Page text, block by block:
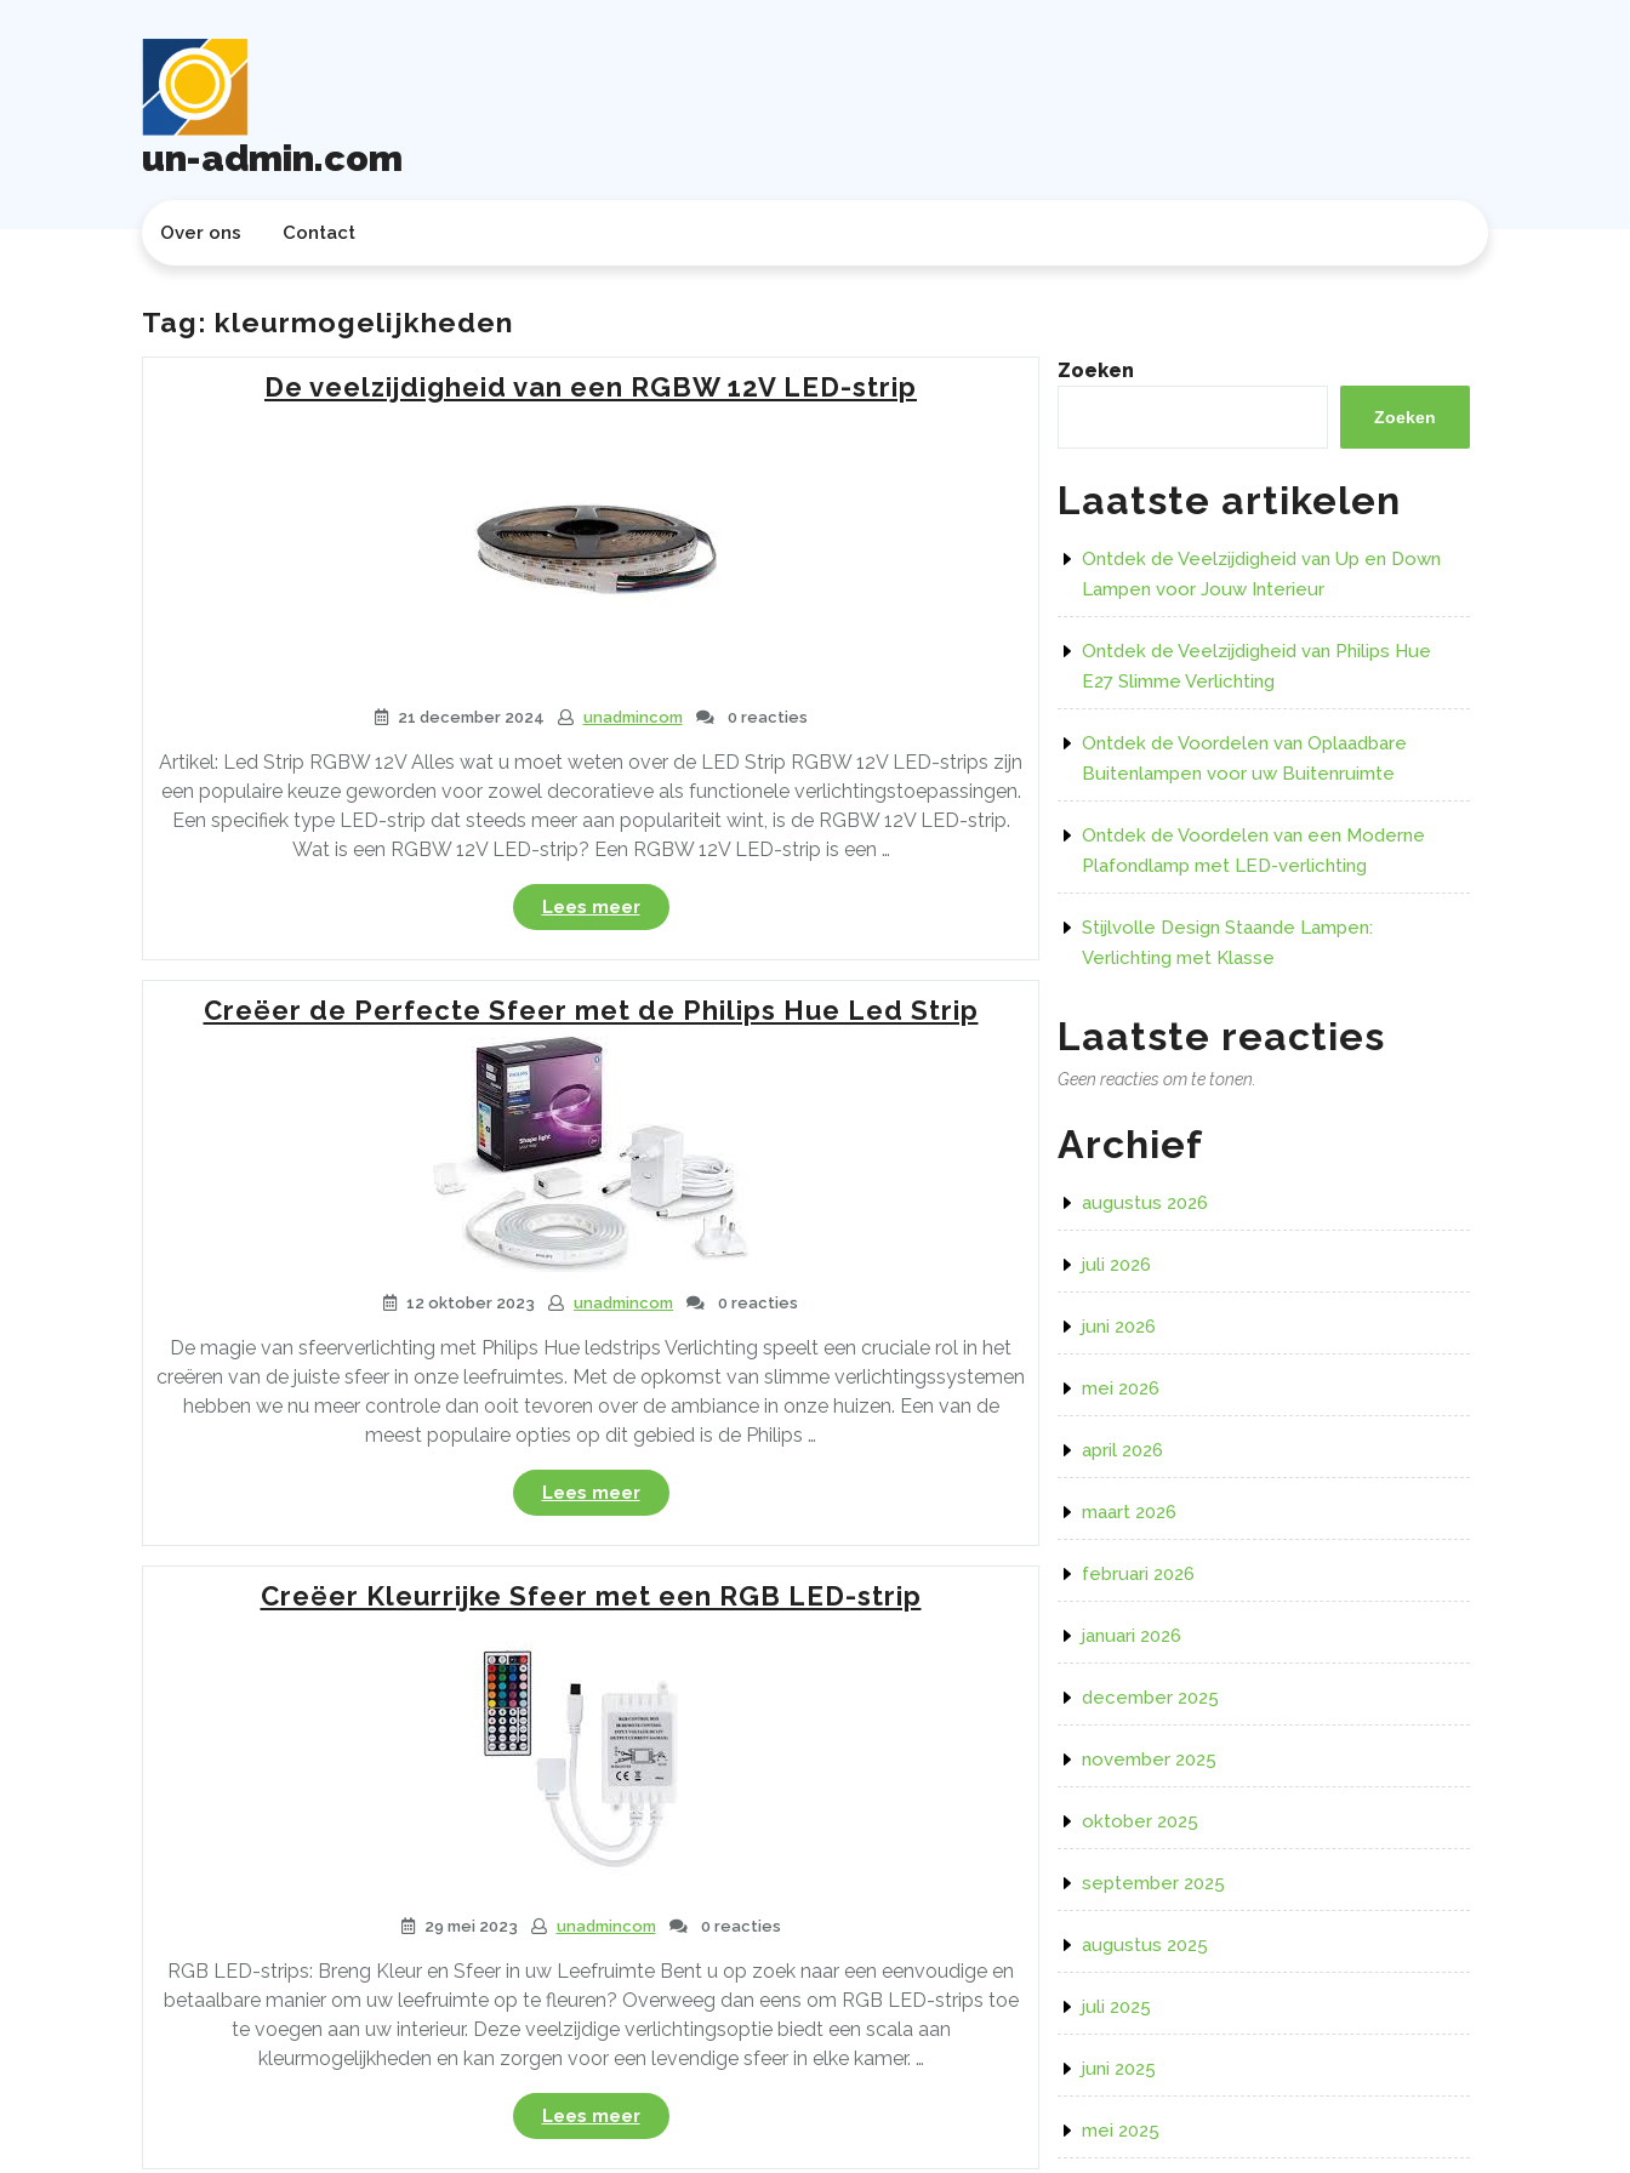
un-admin.com
Over ons Contact
Tag: kleurmogelijkheden
De veelzijdigheid van een RGBW 12V LED-strip
21 december 2024 unadmincom 0 reacties
Artikel: Led Strip RGBW 12V Alles wat u moet weten over de LED Strip RGBW 12V LED-strips zijn
een populaire keuze geworden voor zowel decoratieve als functionele verlichtingstoepassingen.
Een specifiek type LED-strip dat steeds meer aan populariteit wint, is de RGBW 12V LED-strip.
Wat is een RGBW 12V LED-strip? Een RGBW 12V LED-strip is een …
Lees meer“De
veelzijdigheid
van
een
RGBW
Creëer de Perfecte Sfeer met de Philips Hue Led Strip
12 oktober 2023 unadmincom 0 reacties
De magie van sfeerverlichting met Philips Hue ledstrips Verlichting speelt een cruciale rol in het
creëren van de juiste sfeer in onze leefruimtes. Met de opkomst van slimme verlichtingssystemen
hebben we nu meer controle dan ooit tevoren over de ambiance in onze huizen. Een van de
meest populaire opties op dit gebied is de Philips …
Lees meer“Creëer
de
Perfecte
Sfeer
met
Led
Strip”
Creëer Kleurrijke Sfeer met een RGB LED-strip
29 mei 2023 unadmincom 0 reacties
RGB LED-strips: Breng Kleur en Sfeer in uw Leefruimte Bent u op zoek naar een eenvoudige en
betaalbare manier om uw leefruimte op te fleuren? Overweeg dan eens om RGB LED-strips toe
te voegen aan uw interieur. Deze veelzijdige verlichtingsoptie biedt een scala aan
kleurmogelijkheden en kan zorgen voor een levendige sfeer in elke kamer. …
Lees meer“Creëer
Kleurrijke
Sfeer
Zoeken
Zoeken
Laatste artikelen
Ontdek de Veelzijdigheid van Up en Down
Lampen voor Jouw Interieur
Ontdek de Veelzijdigheid van Philips Hue
E27 Slimme Verlichting
Ontdek de Voordelen van Oplaadbare
Buitenlampen voor uw Buitenruimte
Ontdek de Voordelen van een Moderne
Plafondlamp met LED-verlichting
Stijlvolle Design Staande Lampen:
Verlichting met Klasse
Laatste reacties
Geen reacties om te tonen.
Archief
augustus 2026
juli 2026
juni 2026
mei 2026
april 2026
maart 2026
februari 2026
januari 2026
december 2025
november 2025
oktober 2025
september 2025
augustus 2025
juli 2025
juni 2025
mei 2025